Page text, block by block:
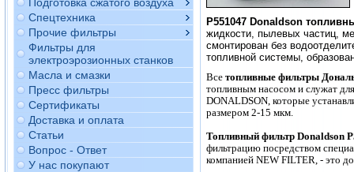
Спецтехника
Прочие фильтры
Фильтры для
электроэрозионных станков
Масла и смазки
Пресс фильтры
Сертификаты
Доставка и оплата
Статьи
Вопрос - Ответ
У нас покупают
P551047 Donaldson
жидкости, пылевых частиц,
смонтирован без
топливной системы,
Все топливные фильтры
топливным насосом и служат
DONALDSON, которые
размером 2-15 мкм.
Топливный фильтр Donaldson
фильтрацию посредством
компанией NEW FILTER, - это